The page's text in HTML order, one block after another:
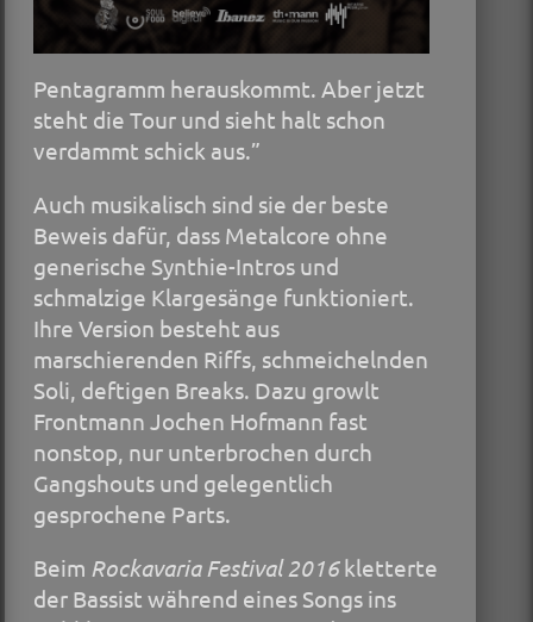
Pentagramm herauskommt. Aber jetzt
steht die Tour und sieht halt schon
verdammt schick aus.”
Auch musikalisch sind sie der beste
Beweis dafür, dass Metalcore ohne
generische Synthie-Intros und
schmalzige Klargesänge funktioniert.
Ihre Version besteht aus
marschierenden Riffs, schmeichelnden
Soli, deftigen Breaks. Dazu growlt
Frontmann Jochen Hofmann fast
nonstop, nur unterbrochen durch
Gangshouts und gelegentlich
gesprochene Parts.
Beim Rockavaria Festival 2016kletterte
der Bassist während eines Songs ins